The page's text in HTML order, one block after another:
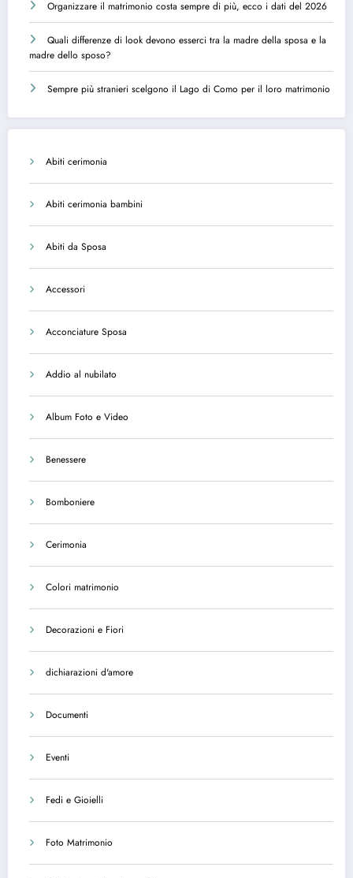
Organizzare il matrimonio costa sempre di più, ecco i dati del 2026
Quali differenze di look devono esserci tra la madre della sposa e la
madre dello sposo?
Sempre più stranieri scelgono il Lago di Como per il loro matrimonio
Abiti cerimonia
Abiti cerimonia bambini
Abiti da Sposa
Accessori
Acconciature Sposa
Addio al nubilato
Album Foto e Video
Benessere
Bomboniere
Cerimonia
Colori matrimonio
Decorazioni e Fiori
dichiarazioni d'amore
Documenti
Eventi
Fedi e Gioielli
Foto Matrimonio